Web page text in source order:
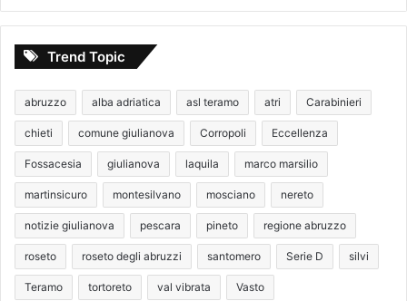
Trend Topic
abruzzo alba adriatica asl teramo atri Carabinieri
chieti comune giulianova Corropoli Eccellenza
Fossacesia giulianova laquila marco marsilio
martinsicuro montesilvano mosciano nereto
notizie giulianova pescara pineto regione abruzzo
roseto roseto degli abruzzi santomero Serie D silvi
Teramo tortoreto val vibrata Vasto